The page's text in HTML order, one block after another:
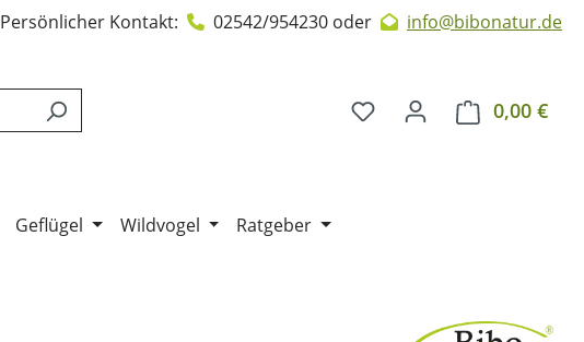
Persönlicher Kontakt: 02542/954230 oder info@bibonatur.de
0,00 €
Geflügel Wildvogel Ratgeber